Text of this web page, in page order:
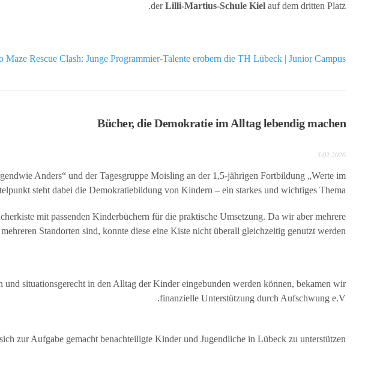
derLilli-Martius-Schule Kiel auf dem dritten Platz.
Maze Rescue Clash: Junge Programmier-Talente erobern die TH Lübeck | Junior Campus
Bücher, die Demokratie im Alltag lebendig machen
5.02.2026
Anders“ und der Tagesgruppe Moisling an der 1,5-jährigen Fortbildung „Werte im
steht dabei die Demokratiebildung von Kindern – ein starkes und wichtiges Thema.
mit passenden Kinderbüchern für die praktische Umsetzung. Da wir aber mehrere
Standorten sind, konnte diese eine Kiste nicht überall gleichzeitig genutzt werden.
und situationsgerecht in den Alltag der Kinder eingebunden werden können, bekamen wir
finanzielle Unterstützung durch Aufschwung e.V.
zur Aufgabe gemacht benachteiligte Kinder und Jugendliche in Lübeck zu unterstützen.